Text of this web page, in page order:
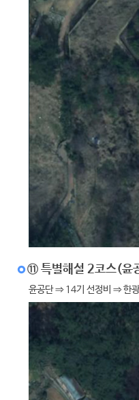
⑪ 특별해설 2코스(윤
윤공단 ⇒ 14기 선정비 ⇒ 한